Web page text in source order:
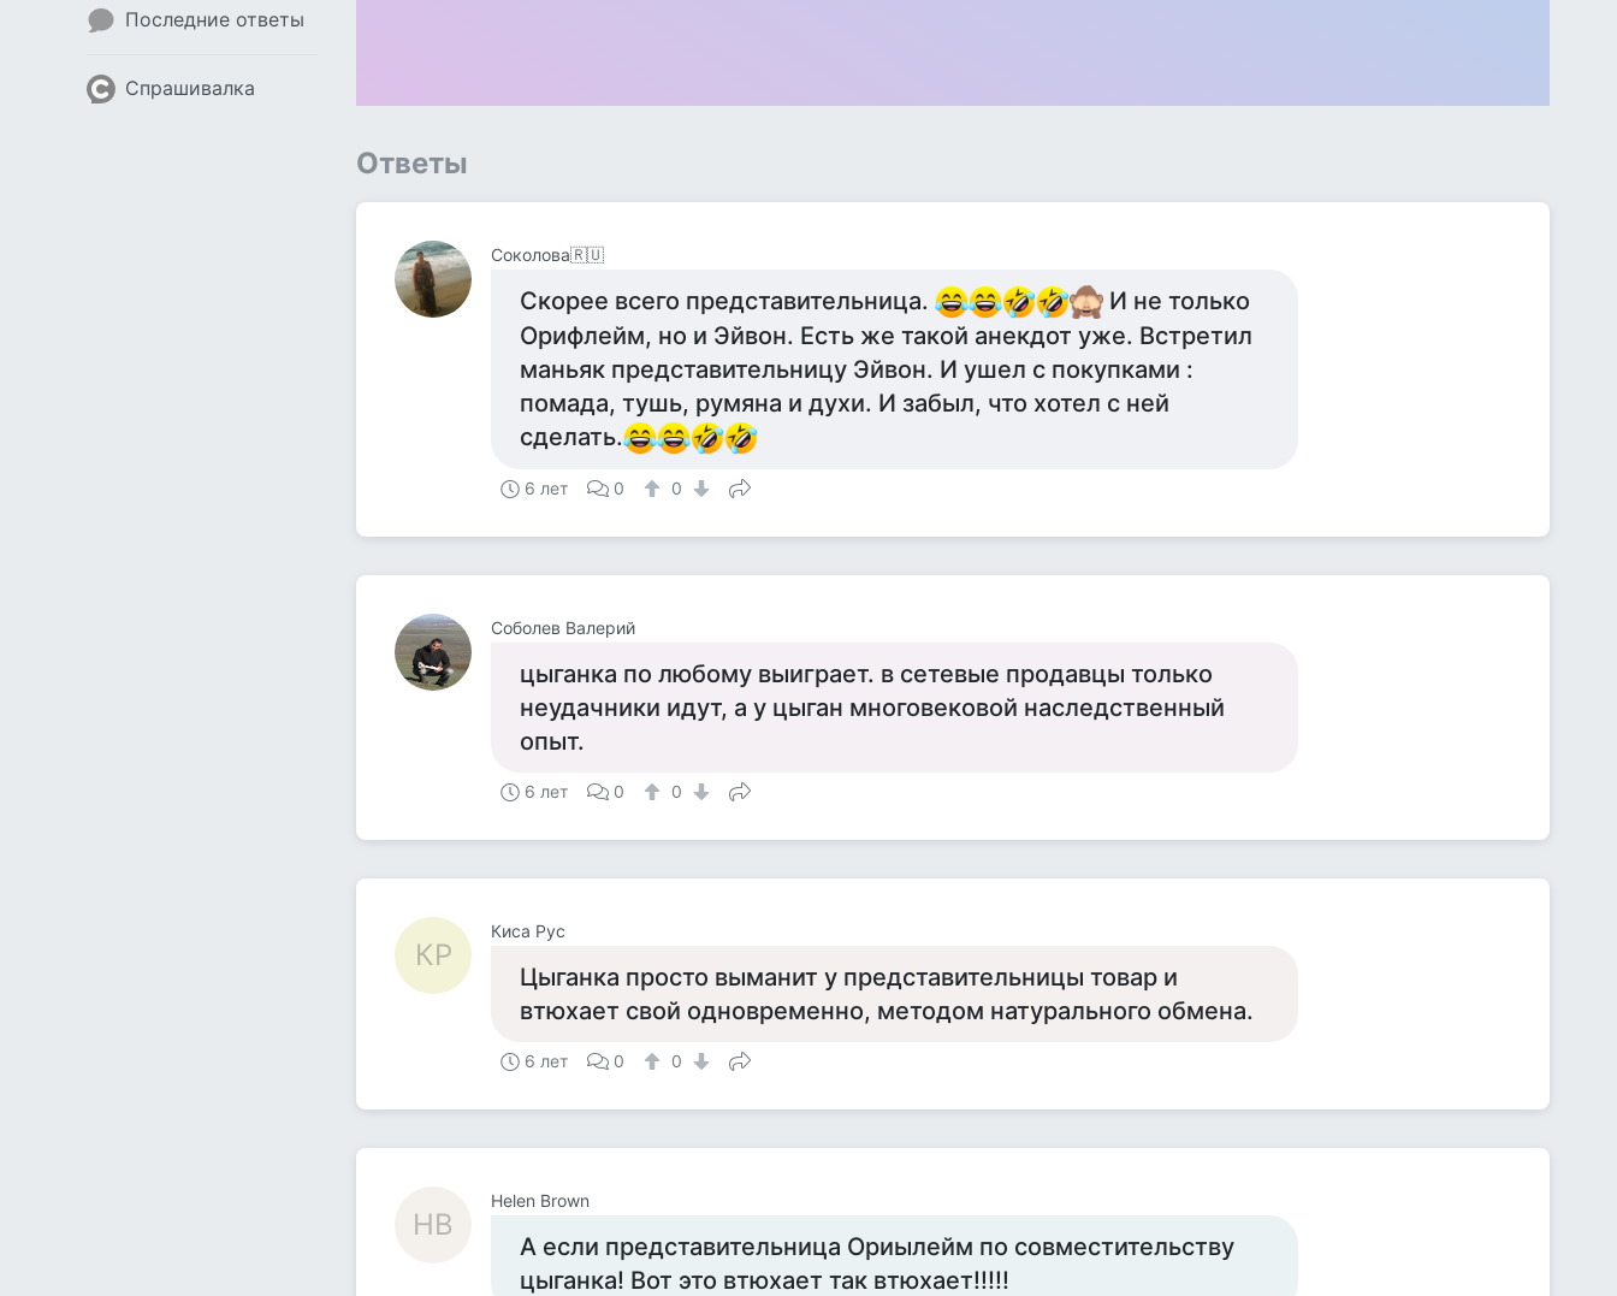
Последние ответы
Спрашивалка
Ответы
Соколова🇷🇺
Скорее всего представительница.
И не только
Орифлейм, но и Эйвон. Есть же такой анекдот уже. Встретил
маньяк представительницу Эйвон. И ушел с покупками :
помада, тушь, румяна и духи. И забыл, что хотел с ней
сделать.
6 лет 0 0
Соболев Валерий
цыганка по любому выиграет. в сетевые продавцы только
неудачники идут, а у цыган многовековой наследственный
опыт.
6 лет 0 0
КР
Киса Рус
Цыганка просто выманит у представительницы товар и
втюхает свой одновременно, методом натурального обмена.
6 лет 0 0
HB
Helen Brown
А если представительница Ориылейм по совместительству
цыганка! Вот это втюхает так втюхает!!!!!